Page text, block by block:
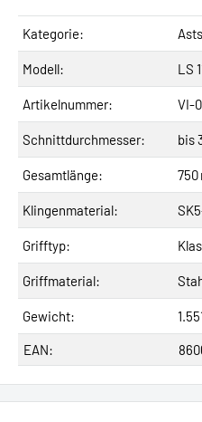
Kategorie:
Modell: LS
Artikelnummer: VI-
Schnittdurchmesser: bis
Gesamtlänge: 750
Klingenmaterial:
Grifftyp:
Griffmaterial:
Gewicht:
EAN: